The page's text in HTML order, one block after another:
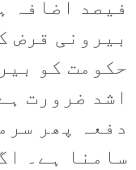
بیرونی قرض
حکومت کو
اشد ضرورت
دفعہ پھر
سامنا ہے۔